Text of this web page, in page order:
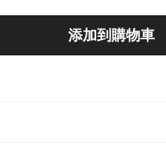
添加到購物車